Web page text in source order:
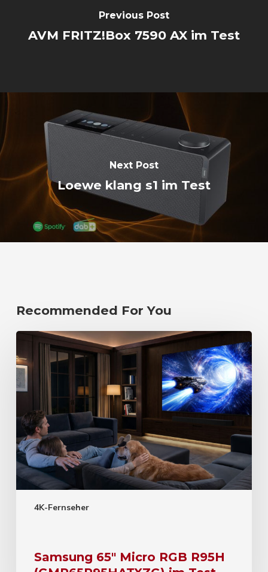
Previous Post
AVM FRITZ!Box 7590 AX im Test
Next Post
Loewe klang s1 im Test
Recommended For You
4K-Fernseher
Samsung 65″ Micro RGB R95H